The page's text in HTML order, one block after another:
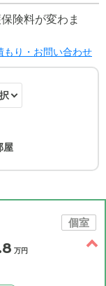
険料が変わま
もり・お問い合わせ
屋
個室
万円